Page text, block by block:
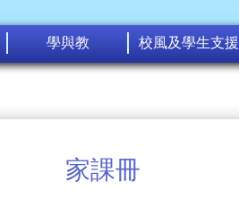
學與教 校風及學生支援
家課冊